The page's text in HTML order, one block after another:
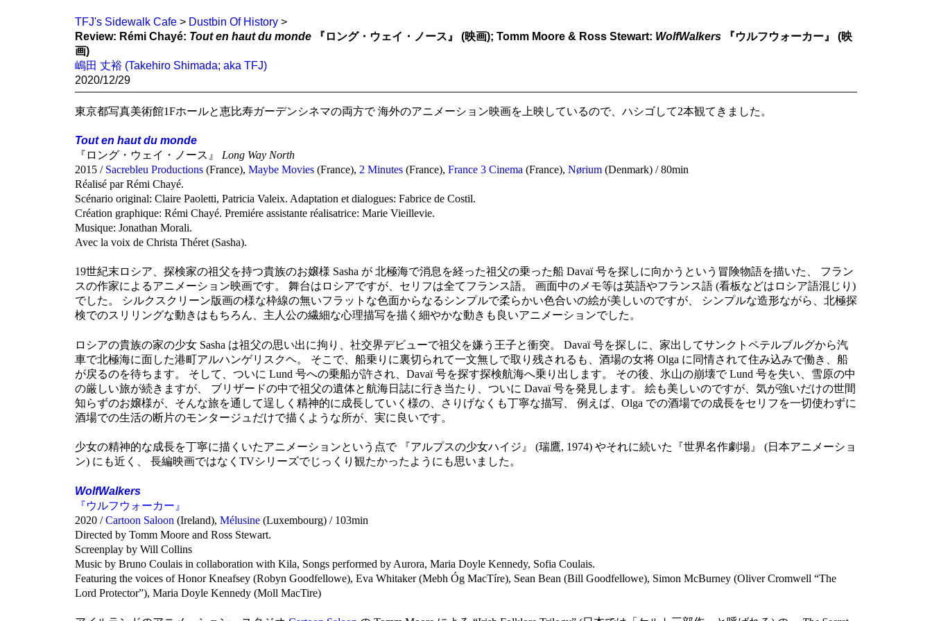
TFJ's Sidewalk Cafe> Dustbin Of History>
Review: Rémi Chayé: Tout en haut du monde『ロング・ウェイ・ノース』 (映画); Tomm Moore & Ross Stewart: WolfWalkers『ウルフウォーカー』 (映
画)
嶋田 丈裕 (Takehiro Shimada; aka TFJ)
2020/12/29
東京都写真美術館1Fホールと恵比寿ガーデンシネマの両方で 海外のアニメーション映画を上映しているので、ハシゴして2本観てきました。
Tout en haut du monde
『ロング・ウェイ・ノース』 Long Way North
2015 / Sacrebleu Productions(France), Maybe Movies(France), 2 Minutes(France), France 3 Cinema (France), Nørium(Denmark) / 80min
Réalisé par Rémi Chayé.
Scénario original: Claire Paoletti, Patricia Valeix. Adaptation et dialogues: Fabrice de Costil.
Création graphique: Rémi Chayé. Premiére assistante réalisatrice: Marie Vieillevie.
Musique: Jonathan Morali.
Avec la voix de Christa Théret (Sasha).
19世紀末ロシア、探検家の祖父を持つ貴族のお嬢様 Sasha が 北極海で消息を経った祖父の乗った船 Davaï 号を探しに向かうという冒険物語を描いた、 フラン
スの作家によるアニメーション映画です。 舞台はロシアですが、セリフは全てフランス語。 画面中のメモ等は英語やフランス語 (看板などはロシア語混じり)
でした。 シルクスクリーン版画の様な枠線の無いフラットな色面からなるシンプルで柔らかい色合いの絵が美しいのですが、 シンプルな造形ながら、北極探
検でのスリリングな動きはもちろん、主人公の繊細な心理描写を描く細やかな動きも良いアニメーションでした。
ロシアの貴族の家の少女 Sasha は祖父の思い出に拘り、社交界デビューで祖父を嫌う王子と衝突。 Davaï 号を探しに、家出してサンクトペテルブルグから汽
車で北極海に面した港町アルハンゲリスクヘ。 そこで、船乗りに裏切られて一文無しで取り残されるも、酒場の女将 Olga に同情されて住み込みで働き、船
が戻るのを待ちます。 そして、ついに Lund 号への乗船が許され、Davaï 号を探す探検航海へ乗り出します。 その後、氷山の崩壊で Lund 号を失い、雪原の中
の厳しい旅が続きますが、 ブリザードの中で祖父の遺体と航海日誌に行き当たり、ついに Davaï 号を発見します。 絵も美しいのですが、気が強いだけの世間
知らずのお嬢様が、そんな旅を通して逞しく精神的に成長していく様の、さりげなくも丁寧な描写、 例えば、Olga での酒場での成長をセリフを一切使わずに
酒場での生活の断片のモンタージュだけで描くような所が、実に良いです。
少女の精神的な成長を丁寧に描くいたアニメーションという点で 『アルプスの少女ハイジ』 (瑞鷹, 1974) やそれに続いた『世界名作劇場』 (日本アニメーショ
ン) にも近く、 長編映画ではなくTVシリーズでじっくり観たかったようにも思いました。
WolfWalkers
『ウルフウォーカー』
2020 /Cartoon Saloon (Ireland), Mélusine(Luxembourg) / 103min
Directed by Tomm Moore and Ross Stewart.
Screenplay by Will Collins
Music by Bruno Coulais in collaboration with Kila, Songs performed by Aurora, Maria Doyle Kennedy, Sofia Coulais.
Featuring the voices of Honor Kneafsey (Robyn Goodfellowe), Eva Whitaker (Mebh Óg MacTíre), Sean Bean (Bill Goodfellowe), Simon McBurney (Oliver Cromwell “The
Lord Protector”), Maria Doyle Kennedy (Moll MacTire)